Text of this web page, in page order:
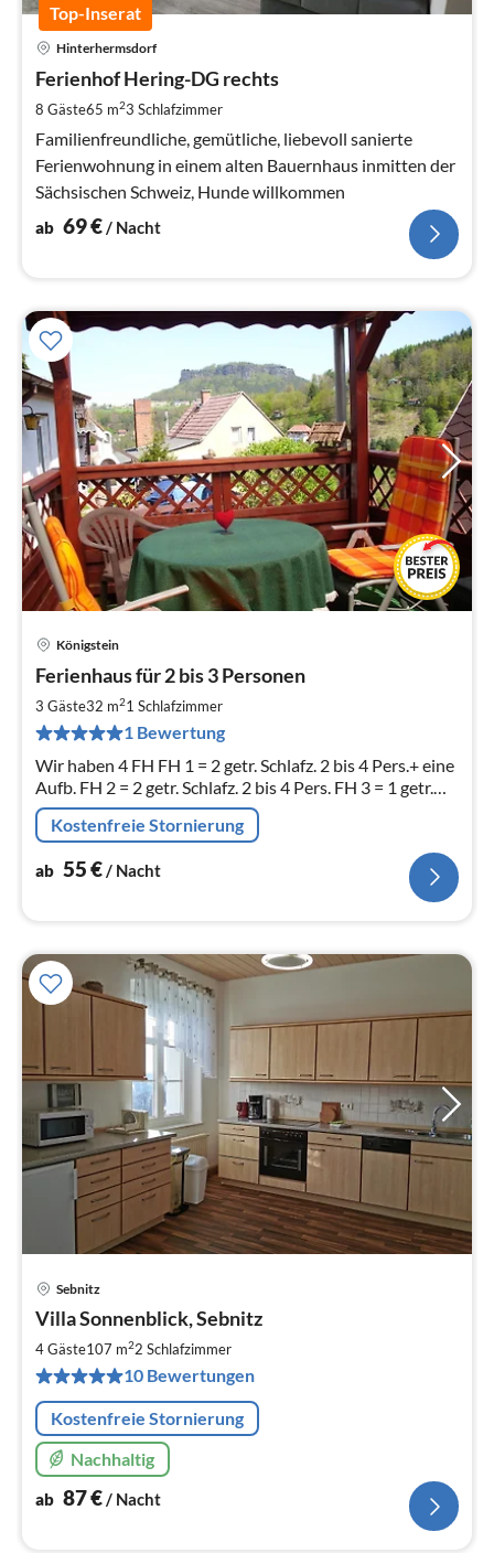
Top-Inserat
Hinterhermsdorf
Ferienhof Hering-DG rechts
8 Gäste65 m23 Schlafzimmer
Familienfreundliche, gemütliche, liebevoll sanierte
Ferienwohnung in einem alten Bauernhaus inmitten der
Sächsischen Schweiz, Hunde willkommen
ab 69€/ Nacht
Königstein
Ferienhaus für 2 bis 3 Personen
3 Gäste32 m21 Schlafzimmer
1 Bewertung
Wir haben 4 FH FH 1 = 2 getr. Schlafz. 2 bis 4 Pers.+ eine
Aufb. FH 2 = 2 getr. Schlafz. 2 bis 4 Pers. FH 3 = 1 getr.
Schlafz. 2 Pers. + eine Aufb. FH 4 = 3 getr. Schlafz. 8 P
Kostenfreie Stornierung
ab 55€/ Nacht
Sebnitz
Villa Sonnenblick, Sebnitz
4 Gäste107 m22 Schlafzimmer
10 Bewertungen
Kostenfreie Stornierung
Nachhaltig
ab 87€/ Nacht